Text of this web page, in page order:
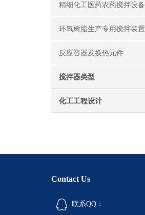
精细化工医药农药搅拌设备
环氧树脂生产专用搅拌装置
反应容器及换热元件
搅拌器类型
化工工程设计
Contact Us
联系QQ：